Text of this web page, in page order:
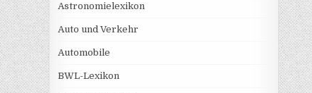
Astronomielexikon
Auto und Verkehr
Automobile
BWL-Lexikon